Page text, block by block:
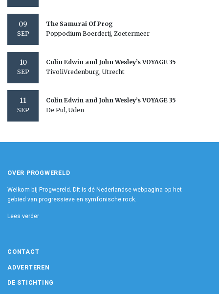
09
SEP
The Samurai Of Prog
Poppodium Boerderij, Zoetermeer
10
SEP
Colin Edwin and John Wesley’s VOYAGE 35
TivoliVredenburg, Utrecht
11
SEP
Colin Edwin and John Wesley’s VOYAGE 35
De Pul, Uden
OVER PROGWERELD
Welkom bij Progwereld. Dit is dé Nederlandse webpagina op het
gebied van progressieve en symfonische rock.
Lees verder
CONTACT
ADVERTEREN
DE STICHTING